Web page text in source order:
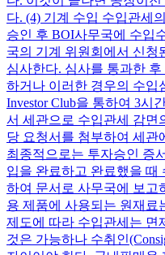
다. (4) 기계 수입 수입관세
승인 후 BOI사무국에 수입
국의 기계 위원회에서 신청
심사한다. 심사를 통과한
하거나 이러한 경우의 수입
Investor Club을 통하여 3시
서 세관으로 수입관세 감면
당 요청서를 첨부하여 세관
최종적으로는 투자승인 증
입을 완료하고 완료했을 때
하여 문서로 사무국에 보고
용 제품에 사용되는 원재료
제도에 따라 수입관세는 면
것은 가능하나 수취인